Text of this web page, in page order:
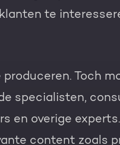
te
Toch
specialisten,
en overige
content zoals